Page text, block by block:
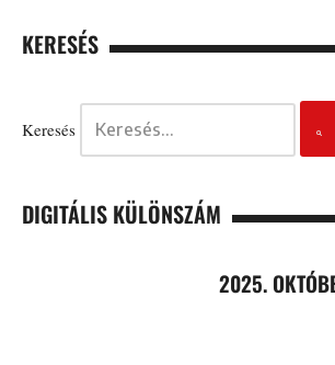
KERESÉS
Keresés
DIGITÁLIS KÜLÖNSZÁM
2025.